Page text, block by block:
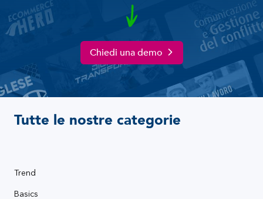
Chiedi una demo
Tutte le nostre categorie
Trend
Basics